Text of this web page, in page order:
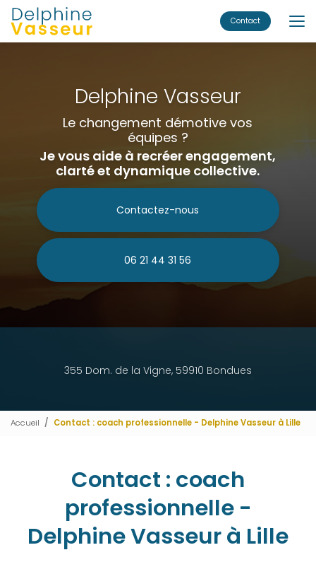
Aller
au
contenu
principal
Contact
Delphine Vasseur
Le changement démotive vos
équipes ?
Je vous aide à recréer engagement,
clarté et dynamique collective.
Contactez-nous
06 21 44 31 56
355 Dom. de la Vigne, 59910 Bondues
Accueil Contact : coach professionnelle - Delphine Vasseur à Lille
Contact : coach
professionnelle -
Delphine Vasseur à Lille